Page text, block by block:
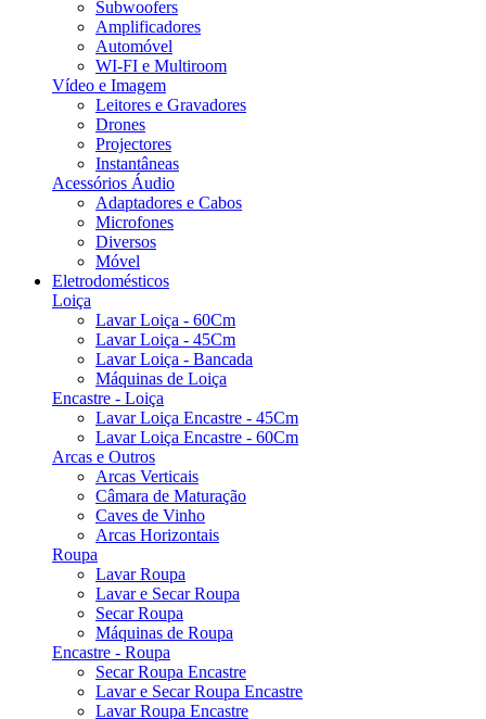
Subwoofers
Amplificadores
Automóvel
WI-FI e Multiroom
Vídeo e Imagem
Leitores e Gravadores
Drones
Projectores
Instantâneas
Acessórios Áudio
Adaptadores e Cabos
Microfones
Diversos
Móvel
Eletrodomésticos
Loiça
Lavar Loiça - 60Cm
Lavar Loiça - 45Cm
Lavar Loiça - Bancada
Máquinas de Loiça
Encastre - Loiça
Lavar Loiça Encastre - 45Cm
Lavar Loiça Encastre - 60Cm
Arcas e Outros
Arcas Verticais
Câmara de Maturação
Caves de Vinho
Arcas Horizontais
Roupa
Lavar Roupa
Lavar e Secar Roupa
Secar Roupa
Máquinas de Roupa
Encastre - Roupa
Secar Roupa Encastre
Lavar e Secar Roupa Encastre
Lavar Roupa Encastre